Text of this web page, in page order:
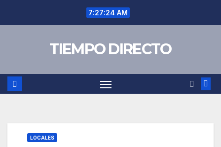
7:27:25 AM
TIEMPO DIRECTO
LOCALES